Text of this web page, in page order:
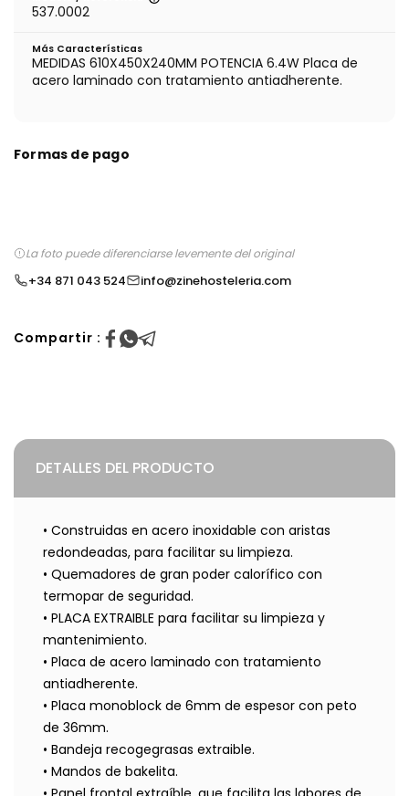
537.0002
Más Características
MEDIDAS 610X450X240MM POTENCIA 6.4W Placa de
acero laminado con tratamiento antiadherente.
Formas de pago
La foto puede diferenciarse levemente del original
+34 871 043 524 info@zinehosteleria.com
Compartir :
DETALLES DEL PRODUCTO
• Construidas en acero inoxidable con aristas
redondeadas, para facilitar su limpieza.
• Quemadores de gran poder calorífico con
termopar de seguridad.
• PLACA EXTRAIBLE para facilitar su limpieza y
mantenimiento.
• Placa de acero laminado con tratamiento
antiadherente.
• Placa monoblock de 6mm de espesor con peto
de 36mm.
• Bandeja recogegrasas extraible.
• Mandos de bakelita.